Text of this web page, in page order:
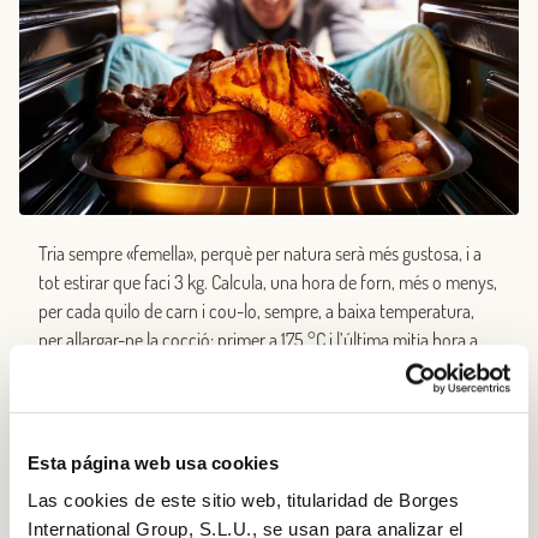
Esta página web usa cookies
Las cookies de este sitio web, titularidad de Borges
International Group, S.L.U., se usan para analizar el
Tria sempre «femella», perquè per natura serà més gustosa, i a
tot estirar que faci 3 kg. Calcula, una hora de forn, més o menys,
per cada quilo de carn i cou-lo, sempre, a baixa temperatura,
per allargar-ne la cocció: primer a 175 °C i l’última mitja hora a
80 °C. Durant la primera hora, tapa els pits de gall dindi amb
paper de plata untat amb oli d’oliva verge extra i rega’l sovint